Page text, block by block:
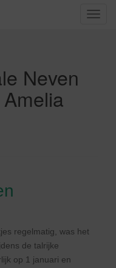
S
Neven
regelmatig, was het
de talrijke
op 1 januari en